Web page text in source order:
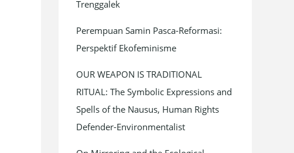
Trenggalek
Perempuan Samin Pasca-Reformasi:
Perspektif Ekofeminisme
OUR WEAPON IS TRADITIONAL
RITUAL: The Symbolic Expressions and
Spells of the Nausus, Human Rights
Defender-Environmentalist